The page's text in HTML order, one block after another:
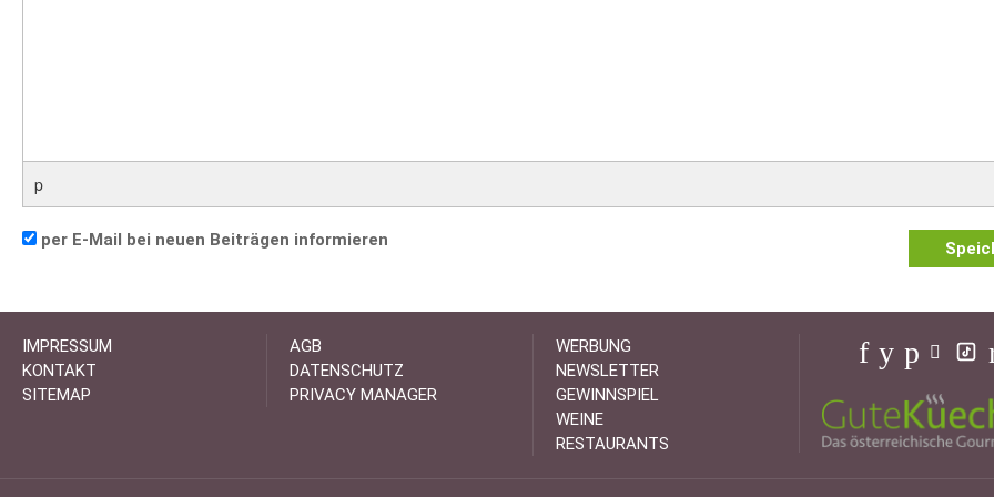
p
per E-Mail bei neuen Beiträgen informieren
IMPRESSUM
KONTAKT
SITEMAP
AGB
DATENSCHUTZ
PRIVACY MANAGER
WERBUNG
NEWSLETTER
GEWINNSPIEL
WEINE
RESTAURANTS